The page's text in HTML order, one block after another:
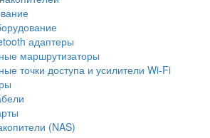
адаптеры
маршрутизаторы
точки доступа и усилители Wi-Fi
(NAS)